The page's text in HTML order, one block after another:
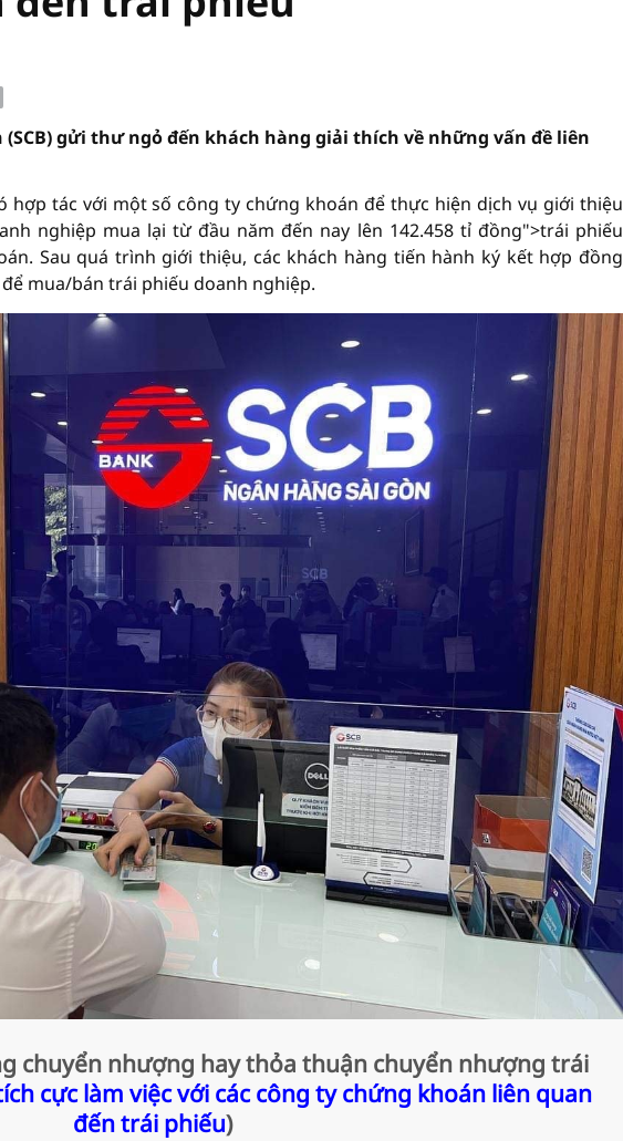
(SCB) gửi thư ngỏ đến khách hàng giải thích về những vấn đề liên
hợp tác với một số công ty chứng khoán để thực hiện dịch vụ giới thiệu
nghiệp mua lại từ đầu năm đến nay lên 142.458 tỉ đồng">trái phiếu
Sau quá trình giới thiệu, các khách hàng tiến hành ký kết hợp đồng
mua/bán trái phiếu doanh nghiệp.
chuyển nhượng hay thỏa thuận chuyển nhượng trái
cực làm việc với các công ty chứng khoán liên quan
đến trái phiếu)